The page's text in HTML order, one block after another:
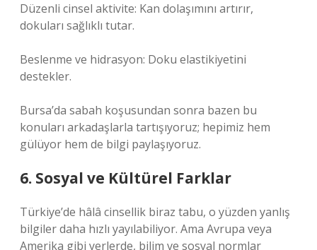
Düzenli cinsel aktivite: Kan dolaşımını artırır,
dokuları sağlıklı tutar.
Beslenme ve hidrasyon: Doku elastikiyetini
destekler.
Bursa’da sabah koşusundan sonra bazen bu
konuları arkadaşlarla tartışıyoruz; hepimiz hem
gülüyor hem de bilgi paylaşıyoruz.
6. Sosyal ve Kültürel Farklar
Türkiye’de hâlâ cinsellik biraz tabu, o yüzden yanlış
bilgiler daha hızlı yayılabiliyor. Ama Avrupa veya
Amerika gibi yerlerde, bilim ve sosyal normlar